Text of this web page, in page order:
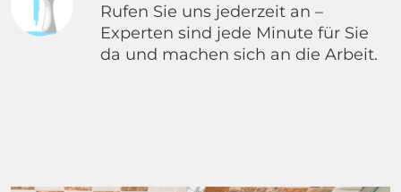
Rufen Sie uns jederzeit an –
Experten sind jede Minute für Sie
da und machen sich an die Arbeit.